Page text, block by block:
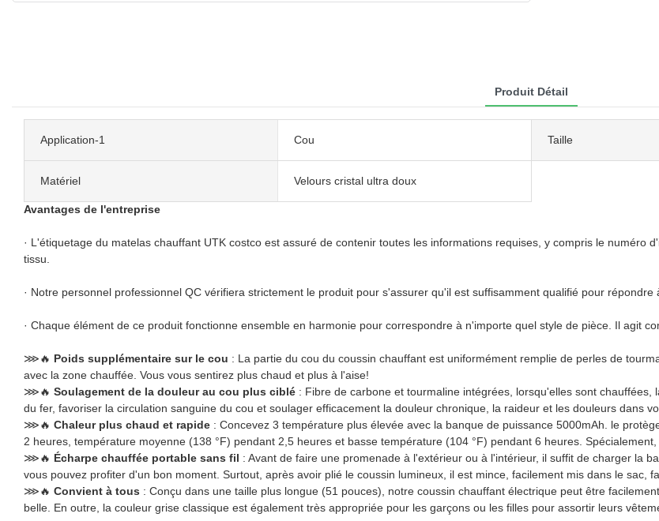
Produit Détail
Application-1 Cou Taille
Matériel Velours cristal ultra doux
Avantages de l'entreprise
· L'étiquetage du matelas chauffant UTK costco est assuré de contenir toutes les informations requises, y compris le numéro
tissu.
· Notre personnel professionnel QC vérifiera strictement le produit pour s'assurer qu'il est suffisamment qualifié pour répondre
· Chaque élément de ce produit fonctionne ensemble en harmonie pour correspondre à n'importe quel style de pièce. Il agit
⋙🔥 Poids supplémentaire sur le cou : La partie du cou du coussin chauffant est uniformément remplie de perles de
avec la zone chauffée. Vous vous sentirez plus chaud et plus à l'aise!
⋙🔥 Soulagement de la douleur au cou plus ciblé : Fibre de carbone et tourmaline intégrées, lorsqu'elles sont
du fer, favoriser la circulation sanguine du cou et soulager efficacement la douleur chronique, la raideur et les douleurs dans
⋙🔥 Chaleur plus chaud et rapide : Concevez 3 température plus élevée avec la banque de puissance 5000mAh. le
2 heures, température moyenne (138 °F) pendant 2,5 heures et basse température (104 °F) pendant 6 heures.
⋙🔥 Écharpe chauffée portable sans fil : Avant de faire une promenade à l'extérieur ou à l'intérieur, il suffit de charger la
vous pouvez profiter d'un bon moment. Surtout, après avoir plié le coussin lumineux, il est mince, facilement mis dans le sac,
⋙🔥 Convient à tous : Conçu dans une taille plus longue (51 pouces), notre coussin chauffant électrique peut être
belle. En outre, la couleur grise classique est également très appropriée pour les garçons ou les filles pour assortir leurs